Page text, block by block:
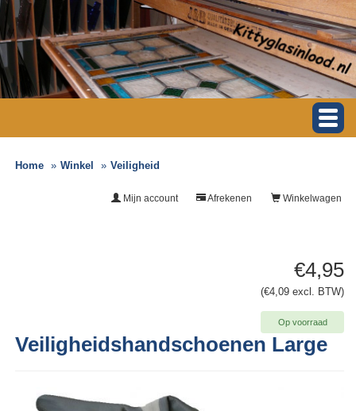
Home Winkel Veiligheid
Winkelwagen
Afrekenen
Mijn account
€4,95
(€4,09 excl. BTW)
Op voorraad
Veiligheidshandschoenen Large